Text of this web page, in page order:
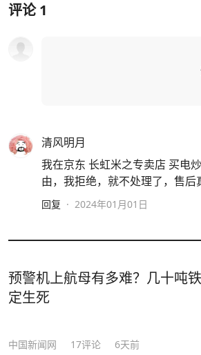
评论1
清风明月
我在京东 长虹米之专卖店 买电
由，我拒绝，就不处理了，售后
回复 · 2024年01月01日
预警机上航母有多难？几十吨
定生死
中国新闻网 17评论 6天前